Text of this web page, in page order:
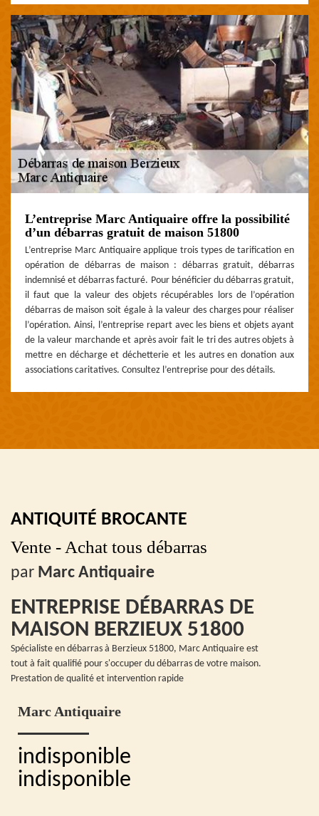
L’entreprise Marc Antiquaire offre la possibilité
d’un débarras gratuit de maison 51800
L’entreprise Marc Antiquaire applique trois types de tarification en
opération de débarras de maison : débarras gratuit, débarras
indemnisé et débarras facturé. Pour bénéficier du débarras gratuit,
il faut que la valeur des objets récupérables lors de l’opération
débarras de maison soit égale à la valeur des charges pour réaliser
l’opération. Ainsi, l’entreprise repart avec les biens et objets ayant
de la valeur marchande et après avoir fait le tri des autres objets à
mettre en décharge et déchetterie et les autres en donation aux
associations caritatives. Consultez l’entreprise pour des détails.
ANTIQUITÉ BROCANTE
Vente - Achat tous débarras
par Marc Antiquaire
ENTREPRISE DÉBARRAS DE
MAISON BERZIEUX 51800
Spécialiste en débarras à Berzieux 51800, Marc Antiquaire est
tout à fait qualifié pour s'occuper du débarras de votre maison.
Prestation de qualité et intervention rapide
Marc Antiquaire
indisponible
indisponible